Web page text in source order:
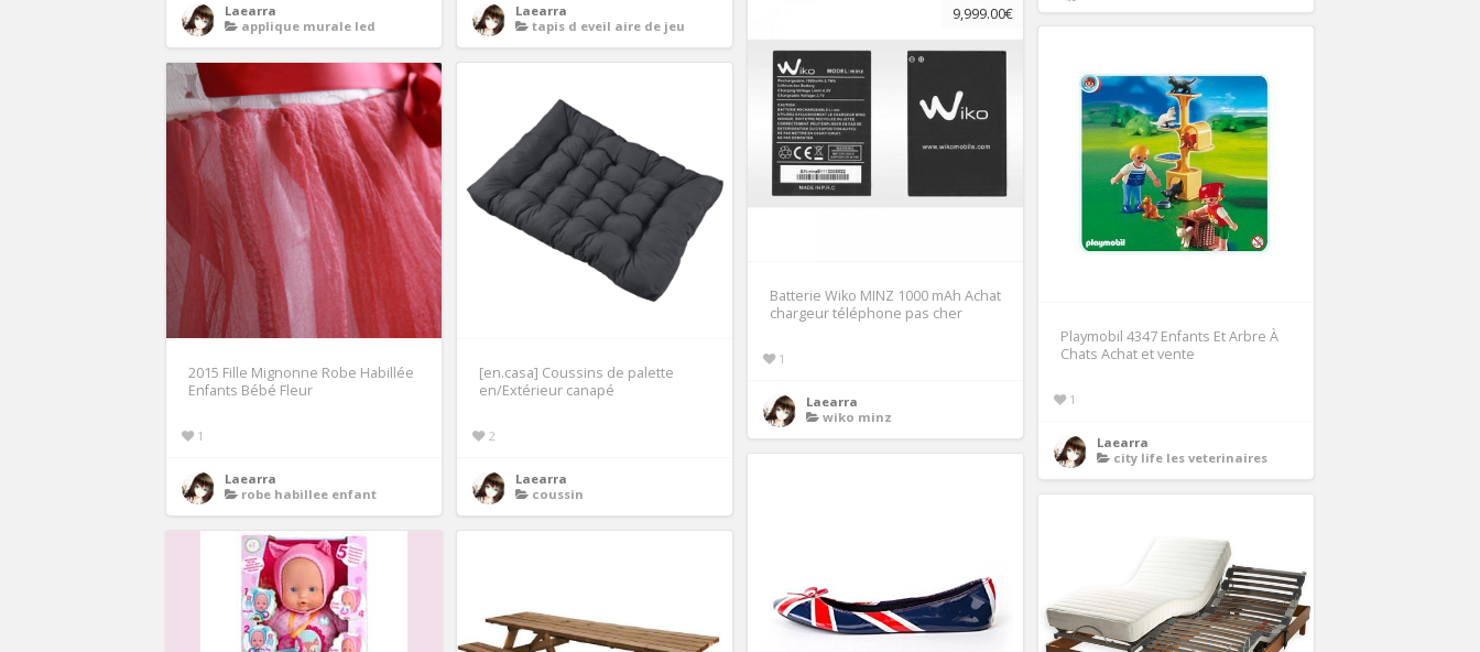
Laearra
applique murale led
Laearra
tapis d eveil aire de jeu
9,999.00€
Batterie Wiko MINZ 1000 mAh Achat
chargeur téléphone pas cher
1
Laearra
wiko minz
Playmobil 4347 Enfants Et Arbre À
Chats Achat et vente
1
Laearra
city life les veterinaires
2015 Fille Mignonne Robe Habillée
Enfants Bébé Fleur
1
Laearra
robe habillee enfant
[en.casa] Coussins de palette
en/Extérieur canapé
2
Laearra
coussin